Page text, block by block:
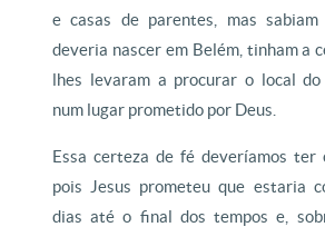
e casas de parentes, mas
deveria nascer em Belém, tinham a
lhes levaram a procurar o local do
num lugar prometido por Deus.
Essa certeza de fé deveríamos ter
pois Jesus prometeu que estaria
dias até o final dos tempos e,